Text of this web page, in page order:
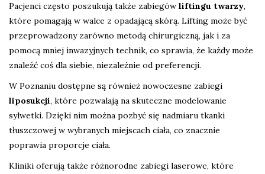
Pacjenci często poszukują także zabiegów liftingu twarzy,
które pomagają w walce z opadającą skórą. Lifting może być
przeprowadzony zarówno metodą chirurgiczną, jak i za
pomocą mniej inwazyjnych technik, co sprawia, że każdy może
znaleźć coś dla siebie, niezależnie od preferencji.
W Poznaniu dostępne są również nowoczesne zabiegi
liposukcji, które pozwalają na skuteczne modelowanie
sylwetki. Dzięki nim można pozbyć się nadmiaru tkanki
tłuszczowej w wybranych miejscach ciała, co znacznie
poprawia proporcje ciała.
Kliniki oferują także różnorodne zabiegi laserowe, które